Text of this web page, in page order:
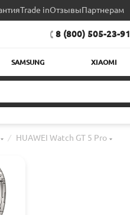
Trade inОтзывыПартнерам
8 (800) 505-23-91
SAMSUNG XIAOMI
⁄ HUAWEI Watch GT 5 Pro